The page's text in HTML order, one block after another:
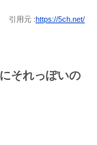
引用元 :https://5ch.net/
それっぽいの